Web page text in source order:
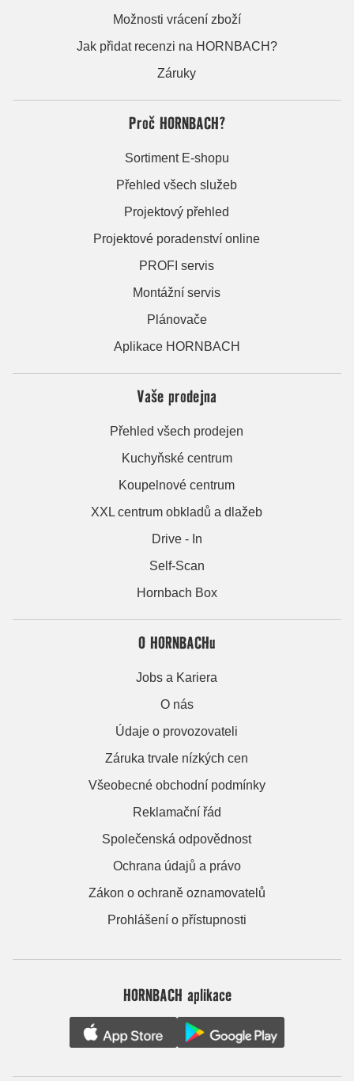
Možnosti vrácení zboží
Jak přidat recenzi na HORNBACH?
Záruky
Proč HORNBACH?
Sortiment E-shopu
Přehled všech služeb
Projektový přehled
Projektové poradenství online
PROFI servis
Montážní servis
Plánovače
Aplikace HORNBACH
Vaše prodejna
Přehled všech prodejen
Kuchyňské centrum
Koupelnové centrum
XXL centrum obkladů a dlažeb
Drive - In
Self-Scan
Hornbach Box
O HORNBACHu
Jobs a Kariera
O nás
Údaje o provozovateli
Záruka trvale nízkých cen
Všeobecné obchodní podmínky
Reklamační řád
Společenská odpovědnost
Ochrana údajů a právo
Zákon o ochraně oznamovatelů
Prohlášení o přístupnosti
HORNBACH aplikace